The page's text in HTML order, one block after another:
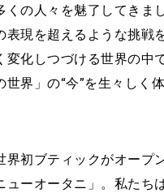
くの人々を魅了してきま
表現を超えるような挑戦
変化しつづける世界の中
界」の“今”を生々しく
界初ブティックがオープ
ューオータニ」。私たち